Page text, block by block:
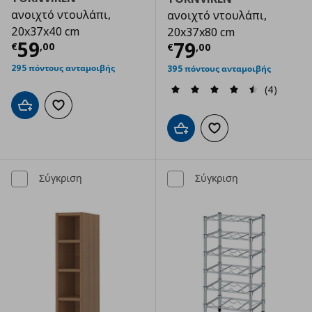
ανοιχτό ντουλάπι,
20x37x40 cm
€59,00
Τρέχουσα τιμή € 59,00
295 πόντους ανταμοιβής
Προσθήκη στο καλάθι
Προσθήκη στα αγαπημένα
ανοιχτό ντουλάπι,
20x37x80 cm
€79,00
Τρέχουσα
395 πόντους ανταμοιβής
(4)
Προσθήκη στο καλάθι
Προσθήκη στα
Σύγκριση Σύγκριση